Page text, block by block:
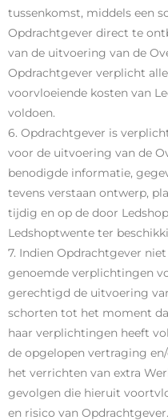
tussenkomst, middels een
Opdrachtgever direct te
van de uitvoering van de
Opdrachtgever verplicht
voorvloeiende kosten van
voldoen.
6. Opdrachtgever is
voor de uitvoering van de
benodigde informatie,
tevens verstaan ontwerp,
tijdig en op de door
Ledshoptwente ter
7. Indien Opdrachtgever
genoemde verplichtingen
gerechtigd de uitvoering
schorten tot het moment
haar verplichtingen heeft
de opgelopen vertraging
het verrichten van extra
gevolgen die hieruit
en risico van Opdrachtgever.